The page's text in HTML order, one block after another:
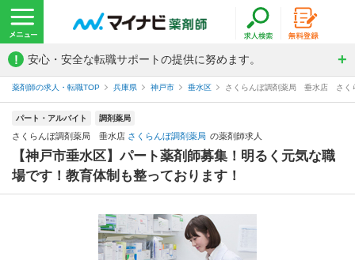
! 安心・安全な転職サポートの提供に努めます。
薬剤師の求人・転職TOP 兵庫県 神戸市 垂水区 さくらんぼ調剤薬局 垂水店 さく
パート・アルバイト 調剤薬局
さくらんぼ調剤薬局 垂水店 さくらんぼ調剤薬局 の薬剤師求人
【神戸市垂水区】パート薬剤師募集！明るく元気な職
場です！教育体制も整っております！